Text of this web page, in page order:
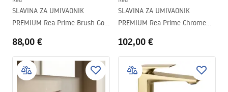
SLAVINA ZA UMIVAONIK
PREMIUM Rea Prime Brush Gold
88,00 €
SLAVINA ZA UMIVAONIK
PREMIUM Rea Prime Chrome
102,00 €